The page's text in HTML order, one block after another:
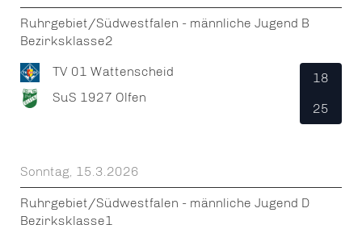
Ruhrgebiet/Südwestfalen - männliche Jugend B
Bezirksklasse2
TV 01 Wattenscheid
SuS 1927 Olfen
18
25
Sonntag, 15.3.2026
Ruhrgebiet/Südwestfalen - männliche Jugend D
Bezirksklasse1